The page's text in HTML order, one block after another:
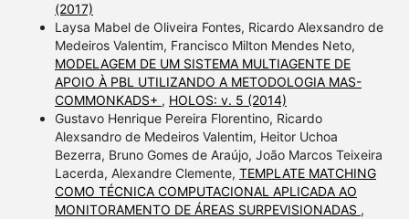
(2017)
Laysa Mabel de Oliveira Fontes, Ricardo Alexsandro de
Medeiros Valentim, Francisco Milton Mendes Neto,
MODELAGEM DE UM SISTEMA MULTIAGENTE DE
APOIO À PBL UTILIZANDO A METODOLOGIA MAS-
COMMONKADS+ , HOLOS: v. 5 (2014)
Gustavo Henrique Pereira Florentino, Ricardo
Alexsandro de Medeiros Valentim, Heitor Uchoa
Bezerra, Bruno Gomes de Araújo, João Marcos Teixeira
Lacerda, Alexandre Clemente, TEMPLATE MATCHING
COMO TÉCNICA COMPUTACIONAL APLICADA AO
MONITORAMENTO DE ÁREAS SURPEVISIONADAS ,